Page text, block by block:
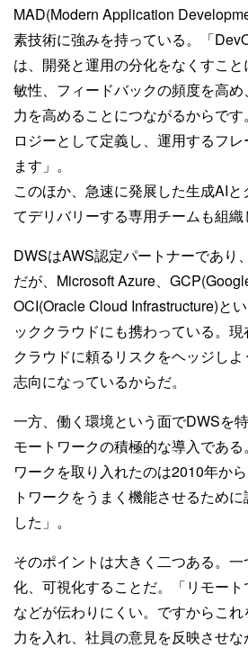
MAD(Modern Application
素技術に強みを持っている。「
は、開発と運用の分化をなくすこ
敏性、フィードバックの頻度を高
力を高めることにつながるからで
ロジーとして定義し、運用するフ
ます」。
このほか、急速に発展した生成AI
てデリバリーする専用チームも組織
DWSはAWS認定パートナーであり
だが、Microsoft Azure、
OCI(Oracle Cloud Infrastructure)と
ッククラウドにも携わっている。
クラウドに頼るリスクをヘッジし
志向になっているからだ。
一方、働く環境という面でDWSを
モートワークの積極的な導入であ
ワークを取り入れたのは2010年か
トワークをうまく機能させるため
した」。
そのポイントは大きく二つある。
化、可視化することだ。「リモー
などが伝わりにくい。ですからこ
力を入れ、社員の意見を反映させ